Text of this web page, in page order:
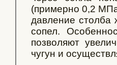
(примерно 0,2
давление столба
сопел.
позволяют
чугун и